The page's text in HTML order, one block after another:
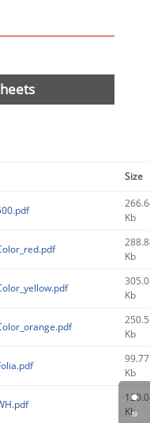
Size
Kb
Kb
Kb
Kb
99.77
Kb
Kb